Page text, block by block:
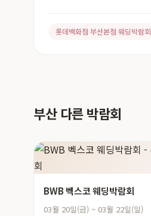
롯데백화점 부산본점 웨딩박람회
부산 다른 박람회
BWB 벡스코 웨딩박람회
03월 20일(금) ~ 03월 22일(일)